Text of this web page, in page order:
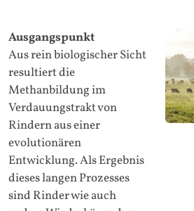
Ausgangspunkt
Aus rein biologischer Sicht
resultiert die
Methanbildung im
Verdauungstrakt von
Rindern aus einer
evolutionären
Entwicklung. Als Ergebnis
dieses langen Prozesses
sind Rinder wie auch